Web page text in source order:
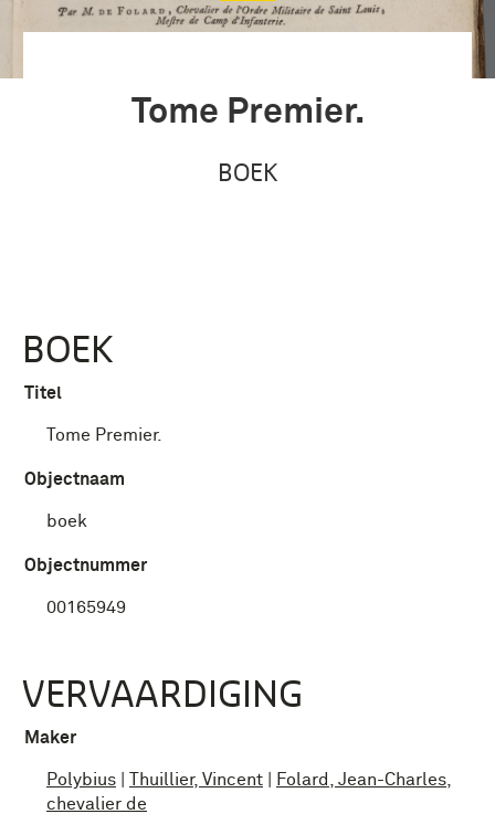
Tome Premier.
BOEK
BOEK
Titel
Tome Premier.
Objectnaam
boek
Objectnummer
00165949
VERVAARDIGING
Maker
Polybius Thuillier, Vincent
Folard, Jean-Charles,
chevalier de